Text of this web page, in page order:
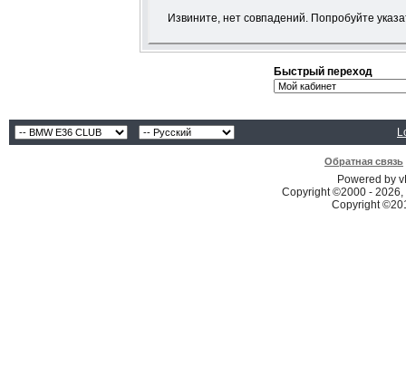
Извините, нет совпадений. Попробуйте
Быстрый переход
Обратная связь
Powered by
Copyright ©2000 -
Copyright